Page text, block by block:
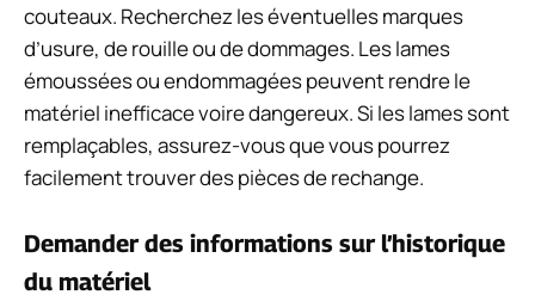
couteaux. Recherchez les éventuelles marques
d’usure, de rouille ou de dommages. Les lames
émoussées ou endommagées peuvent rendre le
matériel inefficace voire dangereux. Si les lames sont
remplaçables, assurez-vous que vous pourrez
facilement trouver des pièces de rechange.
Demander des informations sur l’historique
du matériel